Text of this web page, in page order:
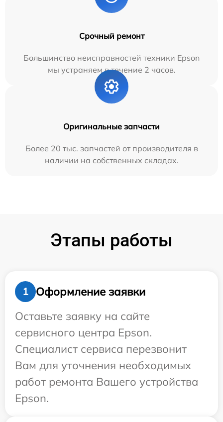
Срочный ремонт
Большинство неисправностей техники Epson
мы устраняем в течение 2 часов.
Оригинальные запчасти
Более 20 тыс. запчастей от производителя в
наличии на собственных складах.
Этапы работы
1
Оформление заявки
Оставьте заявку на сайте
сервисного центра Epson.
Специалист сервиса перезвонит
Вам для уточнения необходимых
работ ремонта Вашего устройства
Epson.